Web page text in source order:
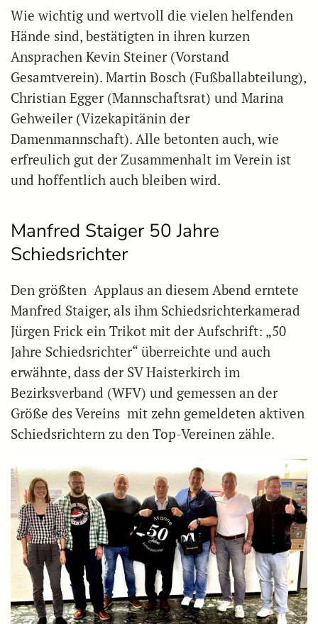
Wie wichtig und wertvoll die vielen helfenden
Hände sind, bestätigten in ihren kurzen
Ansprachen Kevin Steiner (Vorstand
Gesamtverein). Martin Bosch (Fußballabteilung),
Christian Egger (Mannschaftsrat) und Marina
Gehweiler (Vizekapitänin der
Damenmannschaft). Alle betonten auch, wie
erfreulich gut der Zusammenhalt im Verein ist
und hoffentlich auch bleiben wird.
Manfred Staiger 50 Jahre
Schiedsrichter
Den größten Applaus an diesem Abend erntete
Manfred Staiger, als ihm Schiedsrichterkamerad
Jürgen Frick ein Trikot mit der Aufschrift: „50
Jahre Schiedsrichter“ überreichte und auch
erwähnte, dass der SV Haisterkirch im
Bezirksverband (WFV) und gemessen an der
Größe des Vereins mit zehn gemeldeten aktiven
Schiedsrichtern zu den Top-Vereinen zähle.